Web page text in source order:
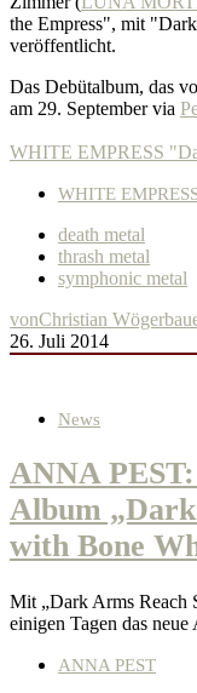
the Empress", mit
veröffentlicht.
Das Debütalbum, das
am 29. September via
WHITE EMPRESS
WHITE
death metal
thrash metal
symphonic metal
vonChristian
26. Juli 2014
News
ANNA
Album
with Bone
Mit „Dark Arms Reach
einigen Tagen das
ANNA PEST